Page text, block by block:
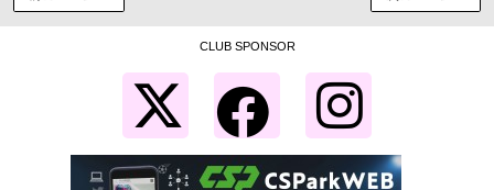
CLUB SPONSOR